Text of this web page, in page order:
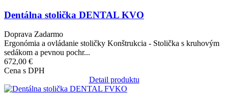
Dentálna stolička DENTAL KVO
Doprava Zadarmo
Ergonómia a ovládanie stoličky Konštrukcia - Stolička s kruhovým
sedákom a pevnou pochr...
672,00 €
Cena s DPH
Detail produktu
Obrázok